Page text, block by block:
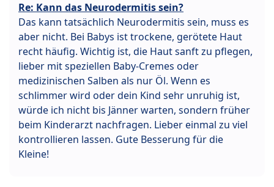
Re: Kann das Neurodermitis sein?
Das kann tatsächlich Neurodermitis sein, muss es
aber nicht. Bei Babys ist trockene, gerötete Haut
recht häufig. Wichtig ist, die Haut sanft zu pflegen,
lieber mit speziellen Baby-Cremes oder
medizinischen Salben als nur Öl. Wenn es
schlimmer wird oder dein Kind sehr unruhig ist,
würde ich nicht bis Jänner warten, sondern früher
beim Kinderarzt nachfragen. Lieber einmal zu viel
kontrollieren lassen. Gute Besserung für die
Kleine!